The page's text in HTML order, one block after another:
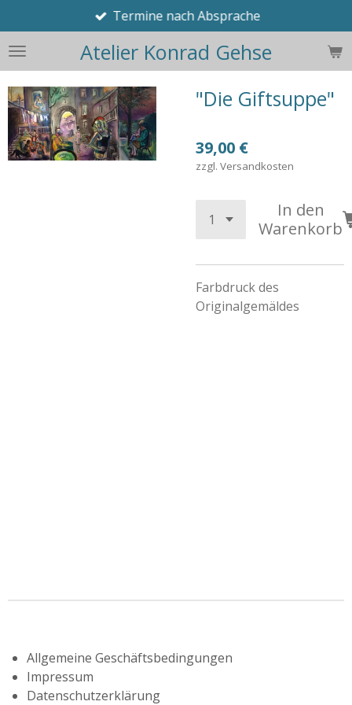
Hauptinhalt
springen
Atelier Konrad Gehse
Termine nach Absprache
"Die Giftsuppe"
39,00 €
zzgl. Versandkosten
In den
Warenkorb
Farbdruck des
Originalgemäldes
Allgemeine Geschäftsbedingungen
Impressum
Datenschutzerklärung